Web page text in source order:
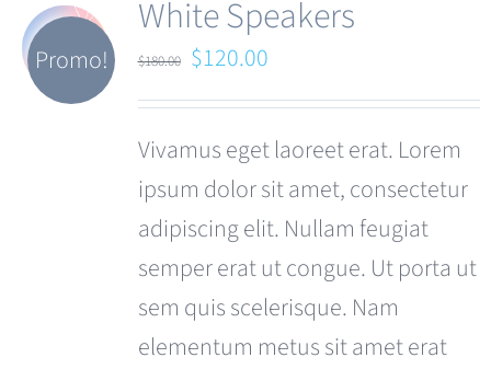
Promo!
White Speakers
$180.00 Le
prix
était :
$180.00.
$120.00Le
prix
actuel
est :
$120.00.
Vivamus eget laoreet erat. Lorem
ipsum dolor sit amet, consectetur
adipiscing elit. Nullam feugiat
semper erat ut congue. Ut porta ut
sem quis scelerisque. Nam
elementum metus sit amet erat